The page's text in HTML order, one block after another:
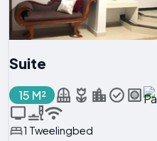
Suite
15 M²
1 Tweelingbed